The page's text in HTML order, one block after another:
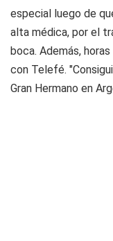
especial luego de
alta médica, por el
boca. Además,
con Telefé.
Gran Hermano en